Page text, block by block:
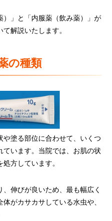
）」と「内服薬（飲み薬）」が
解説いたします。
の種類
塗る部位に合わせて、いくつ
います。当院では、お肌の状
方しています。
、伸びが良いため、最も幅広く
がカサカサしている水虫や、